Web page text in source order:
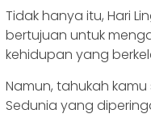
Tidak hanya itu, Hari
bertujuan untuk
kehidupan yang
Namun, tahukah kamu
Sedunia yang